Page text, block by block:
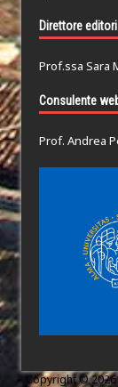
Direttore
Prof.ssa Sara
Consulente
Prof. Andrea
Copyright ©